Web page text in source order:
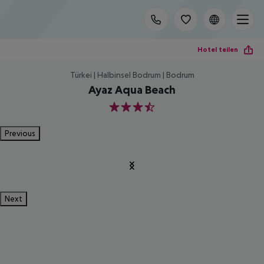
Hotel teilen
Türkei | Halbinsel Bodrum | Bodrum
Ayaz Aqua Beach
3.5
Previous
Next